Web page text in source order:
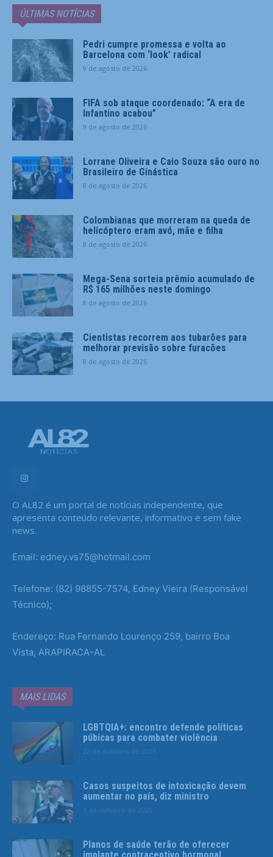
ÚLTIMAS NOTÍCIAS
Pedri cumpre promessa e volta ao
Barcelona com ‘look’ radical
9 de agosto de 2026
FIFA sob ataque coordenado: “A era de
Infantino acabou”
9 de agosto de 2026
Lorrane Oliveira e Caio Souza são ouro no
Brasileiro de Ginástica
8 de agosto de 2026
Colombianas que morreram na queda de
helicóptero eram avó, mãe e filha
8 de agosto de 2026
Mega-Sena sorteia prêmio acumulado de
R$ 165 milhões neste domingo
8 de agosto de 2026
Cientistas recorrem aos tubarões para
melhorar previsão sobre furacões
8 de agosto de 2026
O AL82 é um portal de notícias independente, que
apresenta conteúdo relevante, informativo e sem fake
news.
Email: edney.vs75@hotmail.com
Telefone: (82) 98855-7574, Edney Vieira (Responsável
Técnico);
Endereço: Rua Fernando Lourenço 259, bairro Boa
Vista, ARAPIRACA-AL
MAIS LIDAS
LGBTQIA+: encontro defende políticas
púbicas para combater violência
22 de outubro de 2025
Casos suspeitos de intoxicação devem
aumentar no país, diz ministro
1 de outubro de 2025
Planos de saúde terão de oferecer